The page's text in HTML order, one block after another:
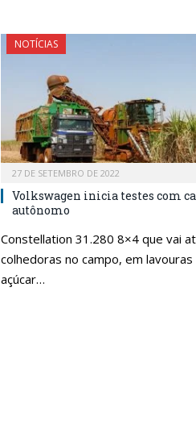
NOTÍCIAS
27 DE SETEMBRO DE 2022
Volkswagen inicia testes com
autônomo
Constellation 31.280 8×4 que vai
colhedoras no campo, em
açúcar…